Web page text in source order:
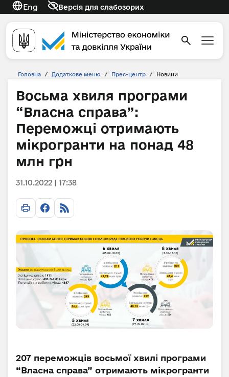
Eng Версія для слабозорих
Головна / Додаткове меню / Прес-центр / Новини
Восьма хвиля програми
“Власна справа”:
Переможці отримають
мікрогранти на понад 48
млн грн
31.10.2022 | 17:38
207 переможців восьмої хвилі програми
“Власна справа” отримають мікрогранти